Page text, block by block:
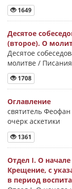
1649
Десятое
(второе). О
Десятое
молитве /
1708
Оглавление
святитель
очерк аскетики
1361
Отдел I. О
Крещение, с
в период